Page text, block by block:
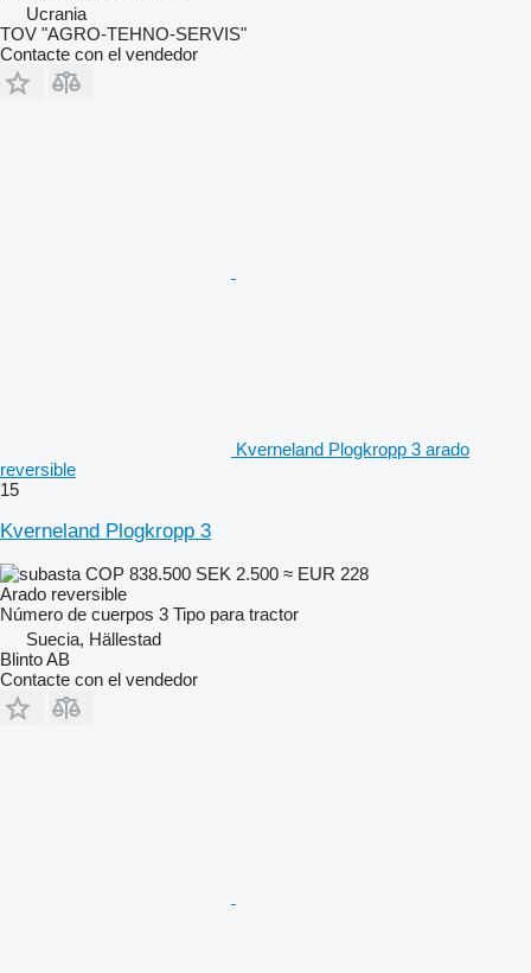
Ucrania
TOV "AGRO-TEHNO-SERVIS"
Contacte con el vendedor
Kverneland Plogkropp 3 arado
reversible
15
Kverneland Plogkropp 3
COP 838.500 SEK 2.500 ≈ EUR 228
Arado reversible
Número de cuerpos 3 Tipo para tractor
Suecia, Hällestad
Blinto AB
Contacte con el vendedor